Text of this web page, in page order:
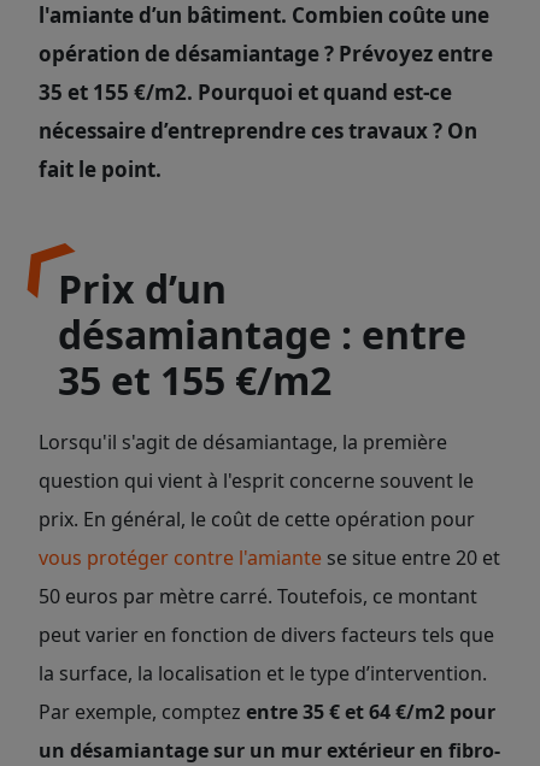
l'amiante d’un bâtiment. Combien coûte une
opération de désamiantage ? Prévoyez entre
35 et 155 €/m2. Pourquoi et quand est-ce
nécessaire d’entreprendre ces travaux ? On
fait le point.
Prix d’un
désamiantage : entre
35 et 155 €/m2
Lorsqu'il s'agit de désamiantage, la première
question qui vient à l'esprit concerne souvent le
prix. En général, le coût de cette opération pour
vous protéger contre l'amiante se situe entre 20 et
50 euros par mètre carré. Toutefois, ce montant
peut varier en fonction de divers facteurs tels que
la surface, la localisation et le type d’intervention.
Par exemple, comptez entre 35 € et 64 €/m2 pour
un désamiantage sur un mur extérieur en fibro-